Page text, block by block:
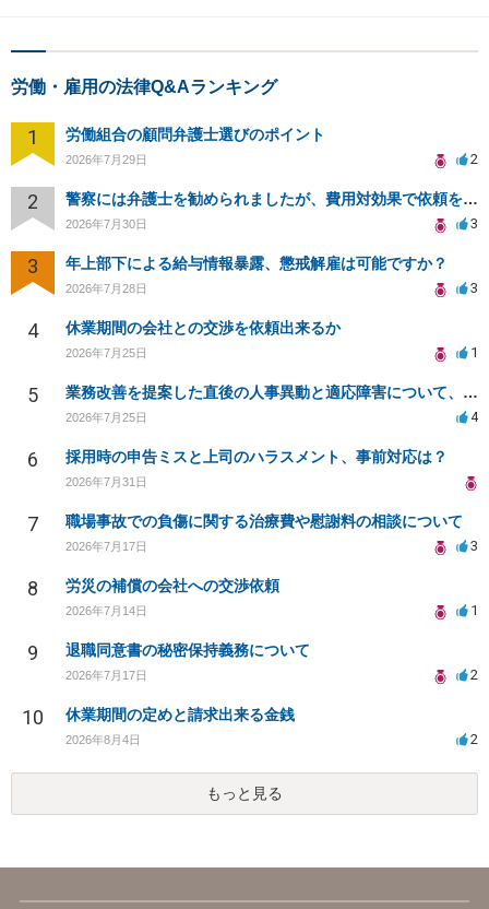
労働・雇用の法律Q&Aランキング
1 労働組合の顧問弁護士選びのポイント
2026年7月29日 2
2 警察には弁護士を勧められましたが、費用対効果で依頼をすることを躊躇しています。
2026年7月30日 3
3 年上部下による給与情報暴露、懲戒解雇は可能ですか？
2026年7月28日 3
4 休業期間の会社との交渉を依頼出来るか
2026年7月25日 1
5 業務改善を提案した直後の人事異動と適応障害について、法的に問題があるか相談したいです。
2026年7月25日 4
6 採用時の申告ミスと上司のハラスメント、事前対応は？
2026年7月31日
7 職場事故での負傷に関する治療費や慰謝料の相談について
2026年7月17日 3
8 労災の補償の会社への交渉依頼
2026年7月14日 1
9 退職同意書の秘密保持義務について
2026年7月17日 2
10 休業期間の定めと請求出来る金銭
2026年8月4日 2
もっと見る